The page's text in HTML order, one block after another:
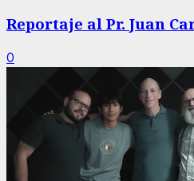
Reportaje al Pr. Juan
0